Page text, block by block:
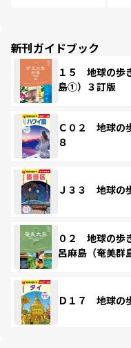
新刊ガイドブック
１５ 地球の
島①）３訂版
Ｃ０２ 地球の
８
Ｊ３３ 地球の
０２ 地球の
呂麻島（奄美
Ｄ１７ 地球の